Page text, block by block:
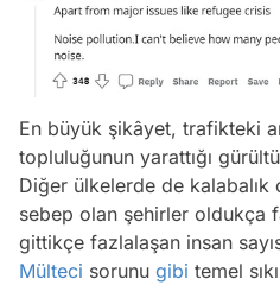
En büyük şikâyet, trafikteki
topluluğunun yarattığı
Diğer ülkelerde de
sebep olan şehirler oldukça
gittikçe fazlalaşan insan
Mülteci sorunu gibi temel